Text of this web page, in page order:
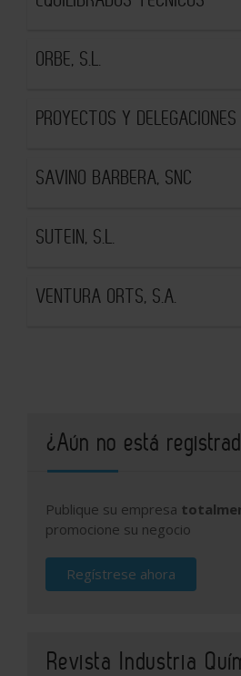
ORBE, S.L.
PROYECTOS Y
SAVINO BARBERA, SNC
SUTEIN, S.L.
VENTURA ORTS, S.A.
¿Aún no está
Publique su empresa
promocione su negocio
Regístrese ahora
Revista Industria